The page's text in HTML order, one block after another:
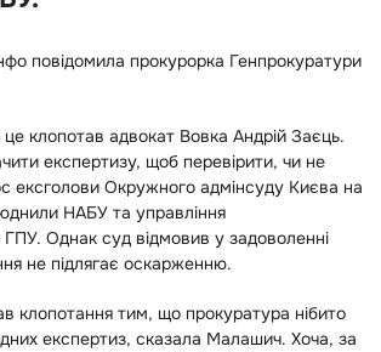
повідомила прокурорка Генпрокуратури
це клопотав адвокат Вовка Андрій Заєць.
експертизу, щоб перевірити, чи не
ексголови Окружного адмінсуду Києва на
НАБУ та управління
ГПУ. Однак суд відмовив у задоволенні
не підлягає оскарженню.
клопотання тим, що прокуратура нібито
експертиз, сказала Малашич. Хоча, за